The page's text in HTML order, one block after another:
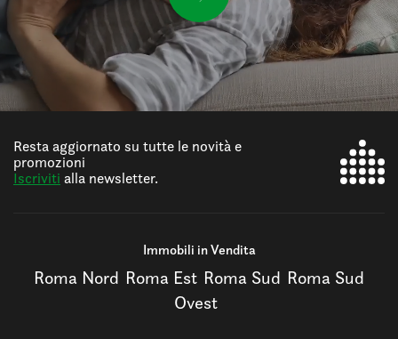
Resta aggiornato su tutte le novità e
promozioni
Iscriviti alla newsletter.
Immobili in Vendita
Roma Nord Roma Est Roma Sud Roma Sud
Ovest